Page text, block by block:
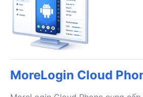
MoreLogin Cloud